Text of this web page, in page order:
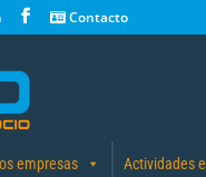
Contacto
empresas Actividades